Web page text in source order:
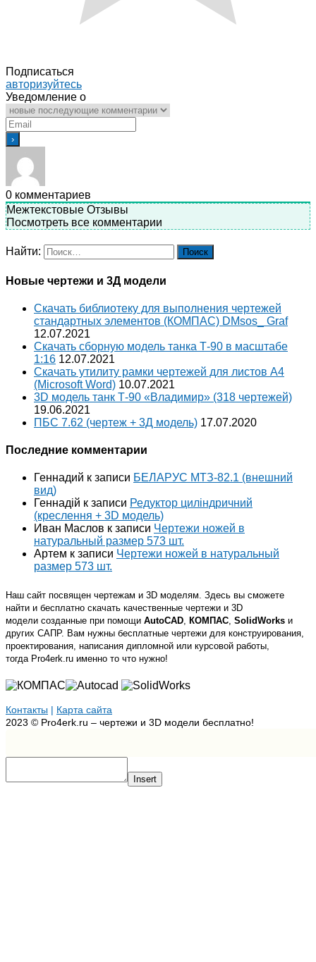
Подписаться
авторизуйтесь
Уведомление о
0 комментариев
Межтекстовые Отзывы
Посмотреть все комментарии
Найти:
Новые чертежи и 3Д модели
Скачать библиотеку для выполнения чертежей
стандартных элементов (КОМПАС) DMsos_ Graf
12.07.2021
Скачать сборную модель танка Т-90 в масштабе
1:16 12.07.2021
Скачать утилиту рамки чертежей для листов A4
(Microsoft Word) 10.07.2021
3D модель танк Т-90 «Владимир» (318 чертежей)
19.06.2021
ПБС 7.62 (чертеж + 3Д модель) 17.07.2020
Последние комментарии
Геннадий к записи БЕЛАРУС МТЗ-82.1 (внешний
вид)
Геннадій к записи Редуктор циліндричний
(креслення + 3D модель)
Иван Маслов к записи Чертежи ножей в
натуральный размер 573 шт.
Артем к записи Чертежи ножей в натуральный
размер 573 шт.
Наш сайт посвящен чертежам и 3D моделям. Здесь вы сможете
найти и бесплатно скачать качественные чертежи и 3D
модели созданные при помощи AutoCAD КОМПАС SolidWorks и
других САПР. Вам нужны бесплатные чертежи для конструирования,
проектирования, написания дипломной или курсовой работы,
тогда Pro4erk.ru именно то что нужно!
Контакты | Карта сайта
2023 © Pro4erk.ru – чертежи и 3D модели бесплатно!
Insert